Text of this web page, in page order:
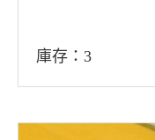
庫存：3